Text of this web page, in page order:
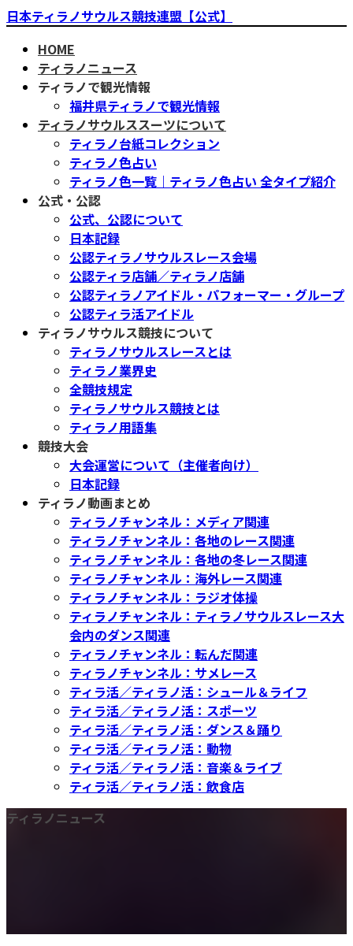
コ
ナ
日本ティラノサウルス競技連盟【公式】
HOME
ティラノニュース
ティラノで観光情報
福井県ティラノで観光情報
ティラノサウルススーツについて
ティラノ台紙コレクション
ティラノ色占い
ティラノ色一覧｜ティラノ色占い 全タイプ紹介
公式・公認
公式、公認について
日本記録
公認ティラノサウルスレース会場
公認ティラ店舗／ティラノ店舗
公認ティラノアイドル・パフォーマー・グループ
公認ティラ活アイドル
ティラノサウルス競技について
ティラノサウルスレースとは
ティラノ業界史
全競技規定
ティラノサウルス競技とは
ティラノ用語集
競技大会
大会運営について（主催者向け）
日本記録
ティラノ動画まとめ
ティラノチャンネル：メディア関連
ティラノチャンネル：各地のレース関連
ティラノチャンネル：各地の冬レース関連
ティラノチャンネル：海外レース関連
ティラノチャンネル：ラジオ体操
ティラノチャンネル：ティラノサウルスレース大
会内のダンス関連
ティラノチャンネル：転んだ関連
ティラノチャンネル：サメレース
ティラ活／ティラノ活：シュール＆ライフ
ティラ活／ティラノ活：スポーツ
ティラ活／ティラノ活：ダンス＆踊り
ティラ活／ティラノ活：動物
ティラ活／ティラノ活：音楽＆ライブ
ティラ活／ティラノ活：飲食店
ティラノニュース